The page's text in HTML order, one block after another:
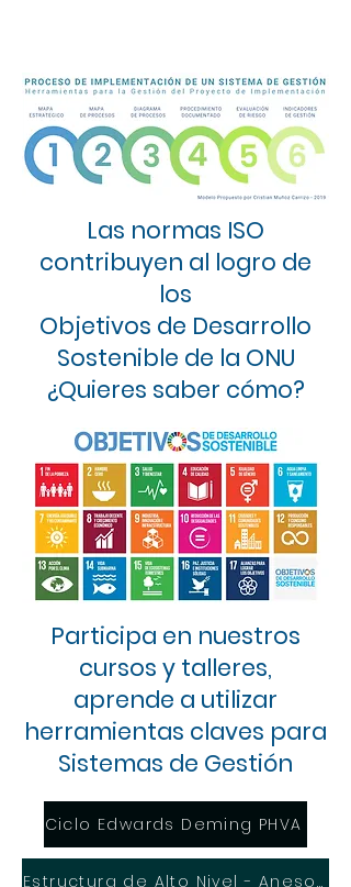
Las normas ISO
contribuyen al logro de
los
Objetivos de Desarrollo
Sostenible de la ONU
¿Quieres saber cómo?
Participa en nuestros
cursos y talleres,
aprende a utilizar
herramientas claves para
Sistemas de Gestión
Ciclo Edwards Deming PHVA
Estructura de Alto Nivel - Aneso SL